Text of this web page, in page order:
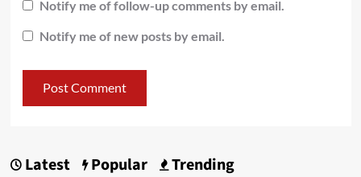
Notify me of follow-up comments by email.
Notify me of new posts by email.
Latest Popular Trending